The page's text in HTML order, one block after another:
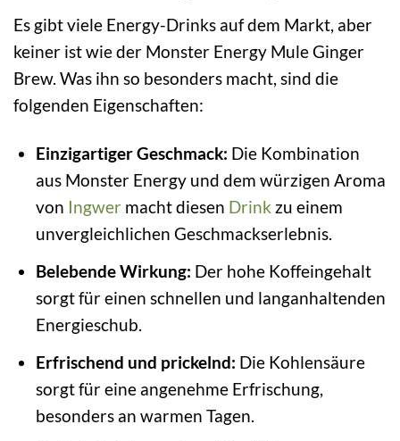
Es gibt viele Energy-Drinks auf dem Markt, aber
keiner ist wie der Monster Energy Mule Ginger
Brew. Was ihn so besonders macht, sind die
folgenden Eigenschaften:
Einzigartiger Geschmack: Die Kombination
aus Monster Energy und dem würzigen Aroma
von Ingwer macht diesen Drink zu einem
unvergleichlichen Geschmackserlebnis.
Belebende Wirkung: Der hohe Koffeingehalt
sorgt für einen schnellen und langanhaltenden
Energieschub.
Erfrischend und prickelnd: Die Kohlensäure
sorgt für eine angenehme Erfrischung,
besonders an warmen Tagen.